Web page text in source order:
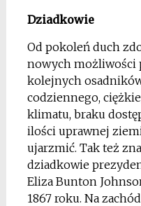
Dziadkowie
Od pokoleń duch
nowych możliwości
kolejnych
codziennego,
klimatu, braku
ilości uprawnej
ujarzmić. Tak też
dziadkowie
Eliza Bunton
1867 roku. Na